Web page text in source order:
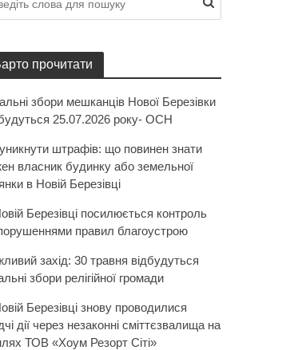
прочитати
збори мешканців Нової Березівки
25.07.2026 року- ОСН
штрафів: що повинен знати
власник будинку або земельної
в Новій Березівці
Березівці посилюється контроль
правил благоустрою
захід: 30 травня відбудуться
збори релігійної громади
Березівці знову проводилися
дії через незаконні сміттєзвалища на
ТОВ «Хоум Резорт Сіті»